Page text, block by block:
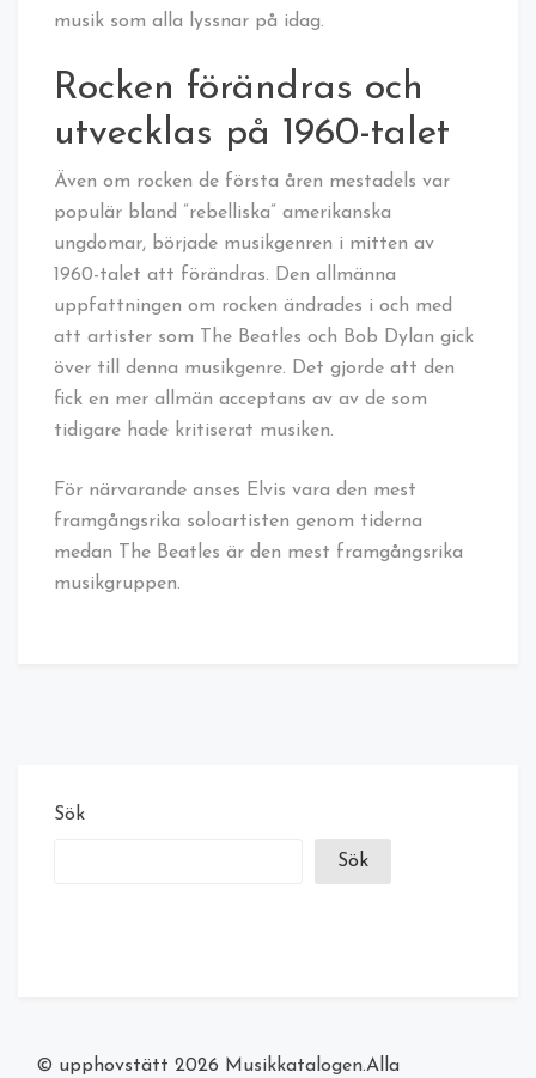
musik som alla lyssnar på idag.
Rocken förändras och
utvecklas på 1960-talet
Även om rocken de första åren mestadels var
populär bland ”rebelliska” amerikanska
ungdomar, började musikgenren i mitten av
1960-talet att förändras. Den allmänna
uppfattningen om rocken ändrades i och med
att artister som The Beatles och Bob Dylan gick
över till denna musikgenre. Det gjorde att den
fick en mer allmän acceptans av av de som
tidigare hade kritiserat musiken.
För närvarande anses Elvis vara den mest
framgångsrika soloartisten genom tiderna
medan The Beatles är den mest framgångsrika
musikgruppen.
Sök
Sök
© upphovstätt 2026 Musikkatalogen.Alla